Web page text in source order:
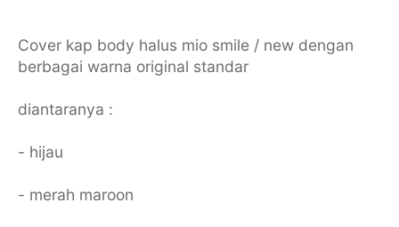
Cover kap body halus mio smile / new dengan
berbagai warna original standar
diantaranya :
- hijau
- merah maroon